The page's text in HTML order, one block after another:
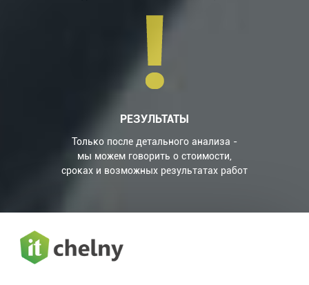
РЕЗУЛЬТАТЫ
Только после детального анализа -
мы можем говорить о стоимости,
сроках и возможных результатах работ